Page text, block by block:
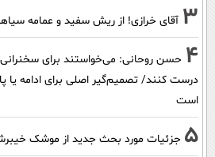
3 آقای خرازی! از ریش سفید و عمامه
4 حسن روحانی: می‌خواستند برای سخنرانی
درست کنند/ تصمیم‌گیر اصلی برای ادامه یا
است
5 جزئیات مورد بحث جدید از موشک